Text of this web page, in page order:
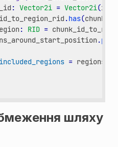
: Vector2i = Vector2i(x
.has(chunk_id
: RID =
.
included_regions =
шляху